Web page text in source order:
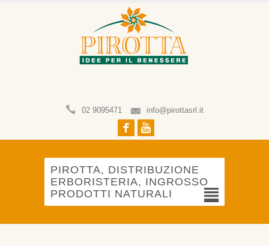
02 9095471
info@pirottasrl.it
Facebook
PIROTTA, DISTRIBUZIONE
ERBORISTERIA, INGROSSO
PRODOTTI NATURALI